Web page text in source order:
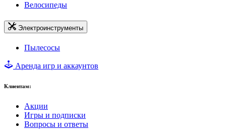
Велосипеды
Электроинструменты
Пылесосы
Аренда игр и аккаунтов
Клиентам:
Акции
Игры и подписки
Вопросы и ответы